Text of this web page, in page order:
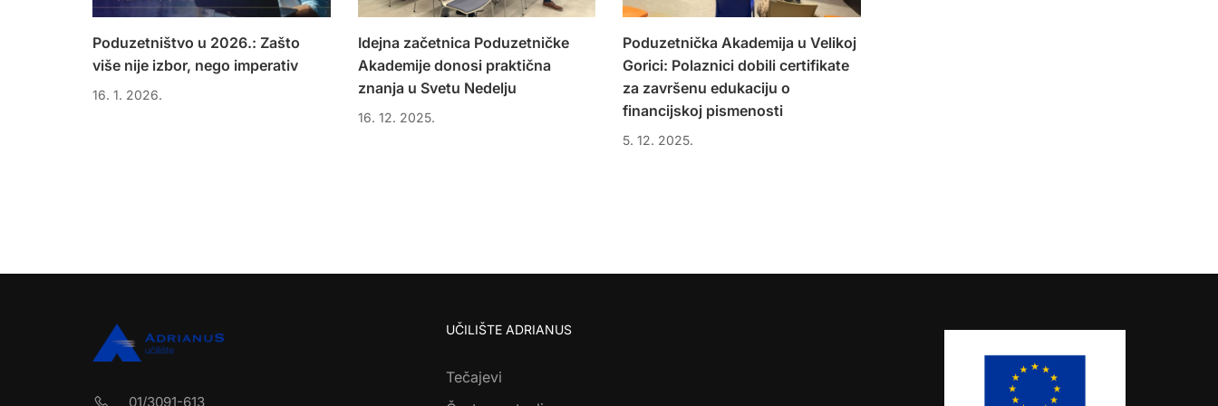
Poduzetništvo u 2026.: Zašto
više nije izbor, nego imperativ
16. 1. 2026.
Idejna začetnica Poduzetničke
Akademije donosi praktična
znanja u Svetu Nedelju
16. 12. 2025.
Poduzetnička Akademija u Velikoj
Gorici: Polaznici dobili certifikate
za završenu edukaciju o
financijskoj pismenosti
5. 12. 2025.
01/3091-613
UČILIŠTE ADRIANUS
Tečajevi